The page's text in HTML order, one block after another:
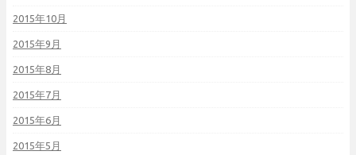
2015年10月
2015年9月
2015年8月
2015年7月
2015年6月
2015年5月